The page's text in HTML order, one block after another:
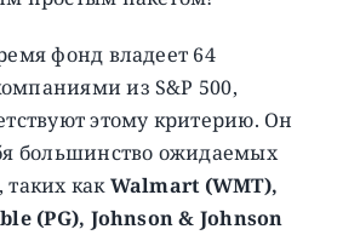
фонд владеет 64
из S&P 500,
этому критерию. Он
большинство ожидаемых
какWalmart (WMT),
(PG), Johnson & Johnson